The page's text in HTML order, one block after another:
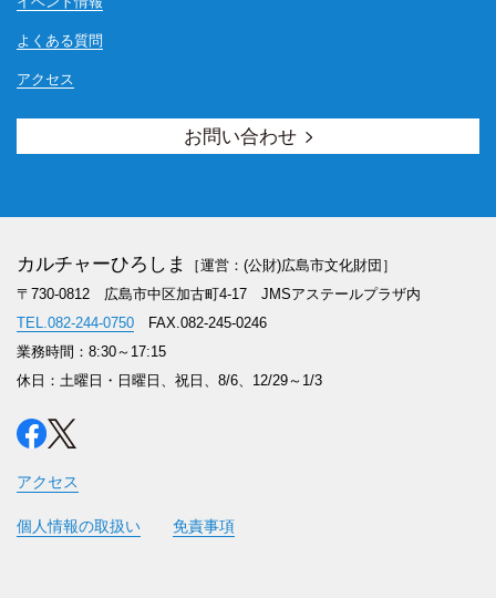
よくある質問
アクセス
お問い合わせ
カルチャーひろしま
［運営：(公財)広島市文化財団］
〒730-0812 広島市中区加古町4-17 JMSアステールプラザ内
TEL.082-244-0750FAX.082-245-0246
業務時間：8:30～17:15
休日：土曜日・日曜日、祝日、8/6、12/29～1/3
アクセス
個人情報の取扱い 免責事項